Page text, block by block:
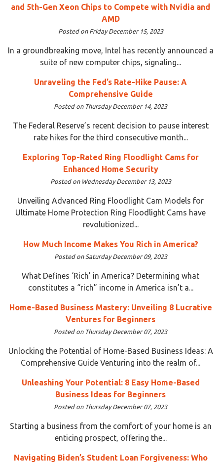
and 5th-Gen Xeon Chips to Compete with Nvidia and
AMD
Posted on Friday December 15, 2023
In a groundbreaking move, Intel has recently announced a
suite of new computer chips, signaling...
Unraveling the Fed’s Rate-Hike Pause: A
Comprehensive Guide
Posted on Thursday December 14, 2023
The Federal Reserve’s recent decision to pause interest
rate hikes for the third consecutive month...
Exploring Top-Rated Ring Floodlight Cams for
Enhanced Home Security
Posted on Wednesday December 13, 2023
Unveiling Advanced Ring Floodlight Cam Models for
Ultimate Home Protection Ring Floodlight Cams have
revolutionized...
How Much Income Makes You Rich in America?
Posted on Saturday December 09, 2023
What Defines ‘Rich’ in America? Determining what
constitutes a “rich” income in America isn’t a...
Home-Based Business Mastery: Unveiling 8 Lucrative
Ventures for Beginners
Posted on Thursday December 07, 2023
Unlocking the Potential of Home-Based Business Ideas: A
Comprehensive Guide Venturing into the realm of...
Unleashing Your Potential: 8 Easy Home-Based
Business Ideas for Beginners
Posted on Thursday December 07, 2023
Starting a business from the comfort of your home is an
enticing prospect, offering the...
Navigating Biden’s Student Loan Forgiveness: Who